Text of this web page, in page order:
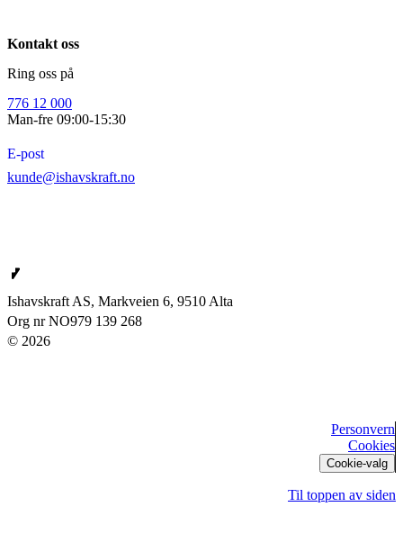
Kontakt oss
Ring oss på
776 12 000
Man-fre 09:00-15:30
E-post
kunde@ishavskraft.no
Ishavskraft AS
Ishavskraft AS, Markveien 6, 9510 Alta
Org nr NO979 139 268
© 2026
Personvern
Cookies
Cookie-valg
Til toppen av siden